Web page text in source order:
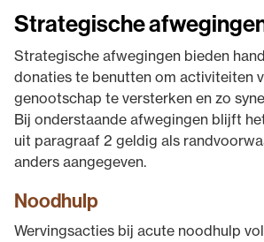
Strategische
Strategische afwegingen bieden
donaties te benutten om activiteiten
genootschap te versterken en zo
Bij onderstaande afwegingen blijft
uit paragraaf 2 geldig als
anders aangegeven.
Noodhulp
Wervingsacties bij acute noodhulp